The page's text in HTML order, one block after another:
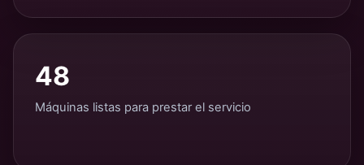
48
Máquinas listas para prestar el servicio